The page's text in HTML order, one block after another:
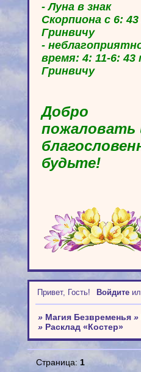
- Луна в знак
Скорпиона с 6: 43
Гринвичу
-
время: 4: 11-6: 43
Гринвичу
Добро
пожаловать
будьте!
Привет, Гость! Войдите
» Магия Безвременья »
» Расклад «Костер»
Страница: 1